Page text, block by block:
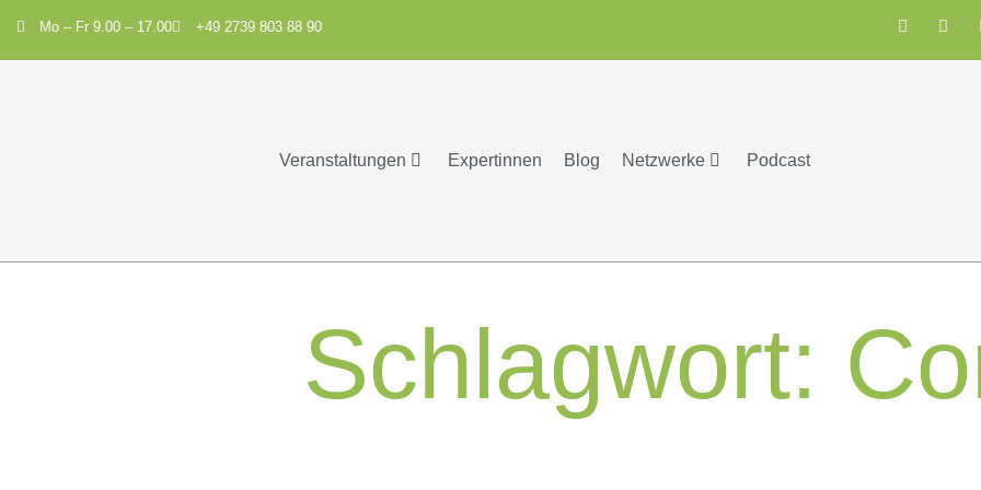
Mo – Fr 9.00 – 17.00 +49 2739 803 88 90
Veranstaltungen Expertinnen Blog Netzwerke Podcast
Schlagwort: